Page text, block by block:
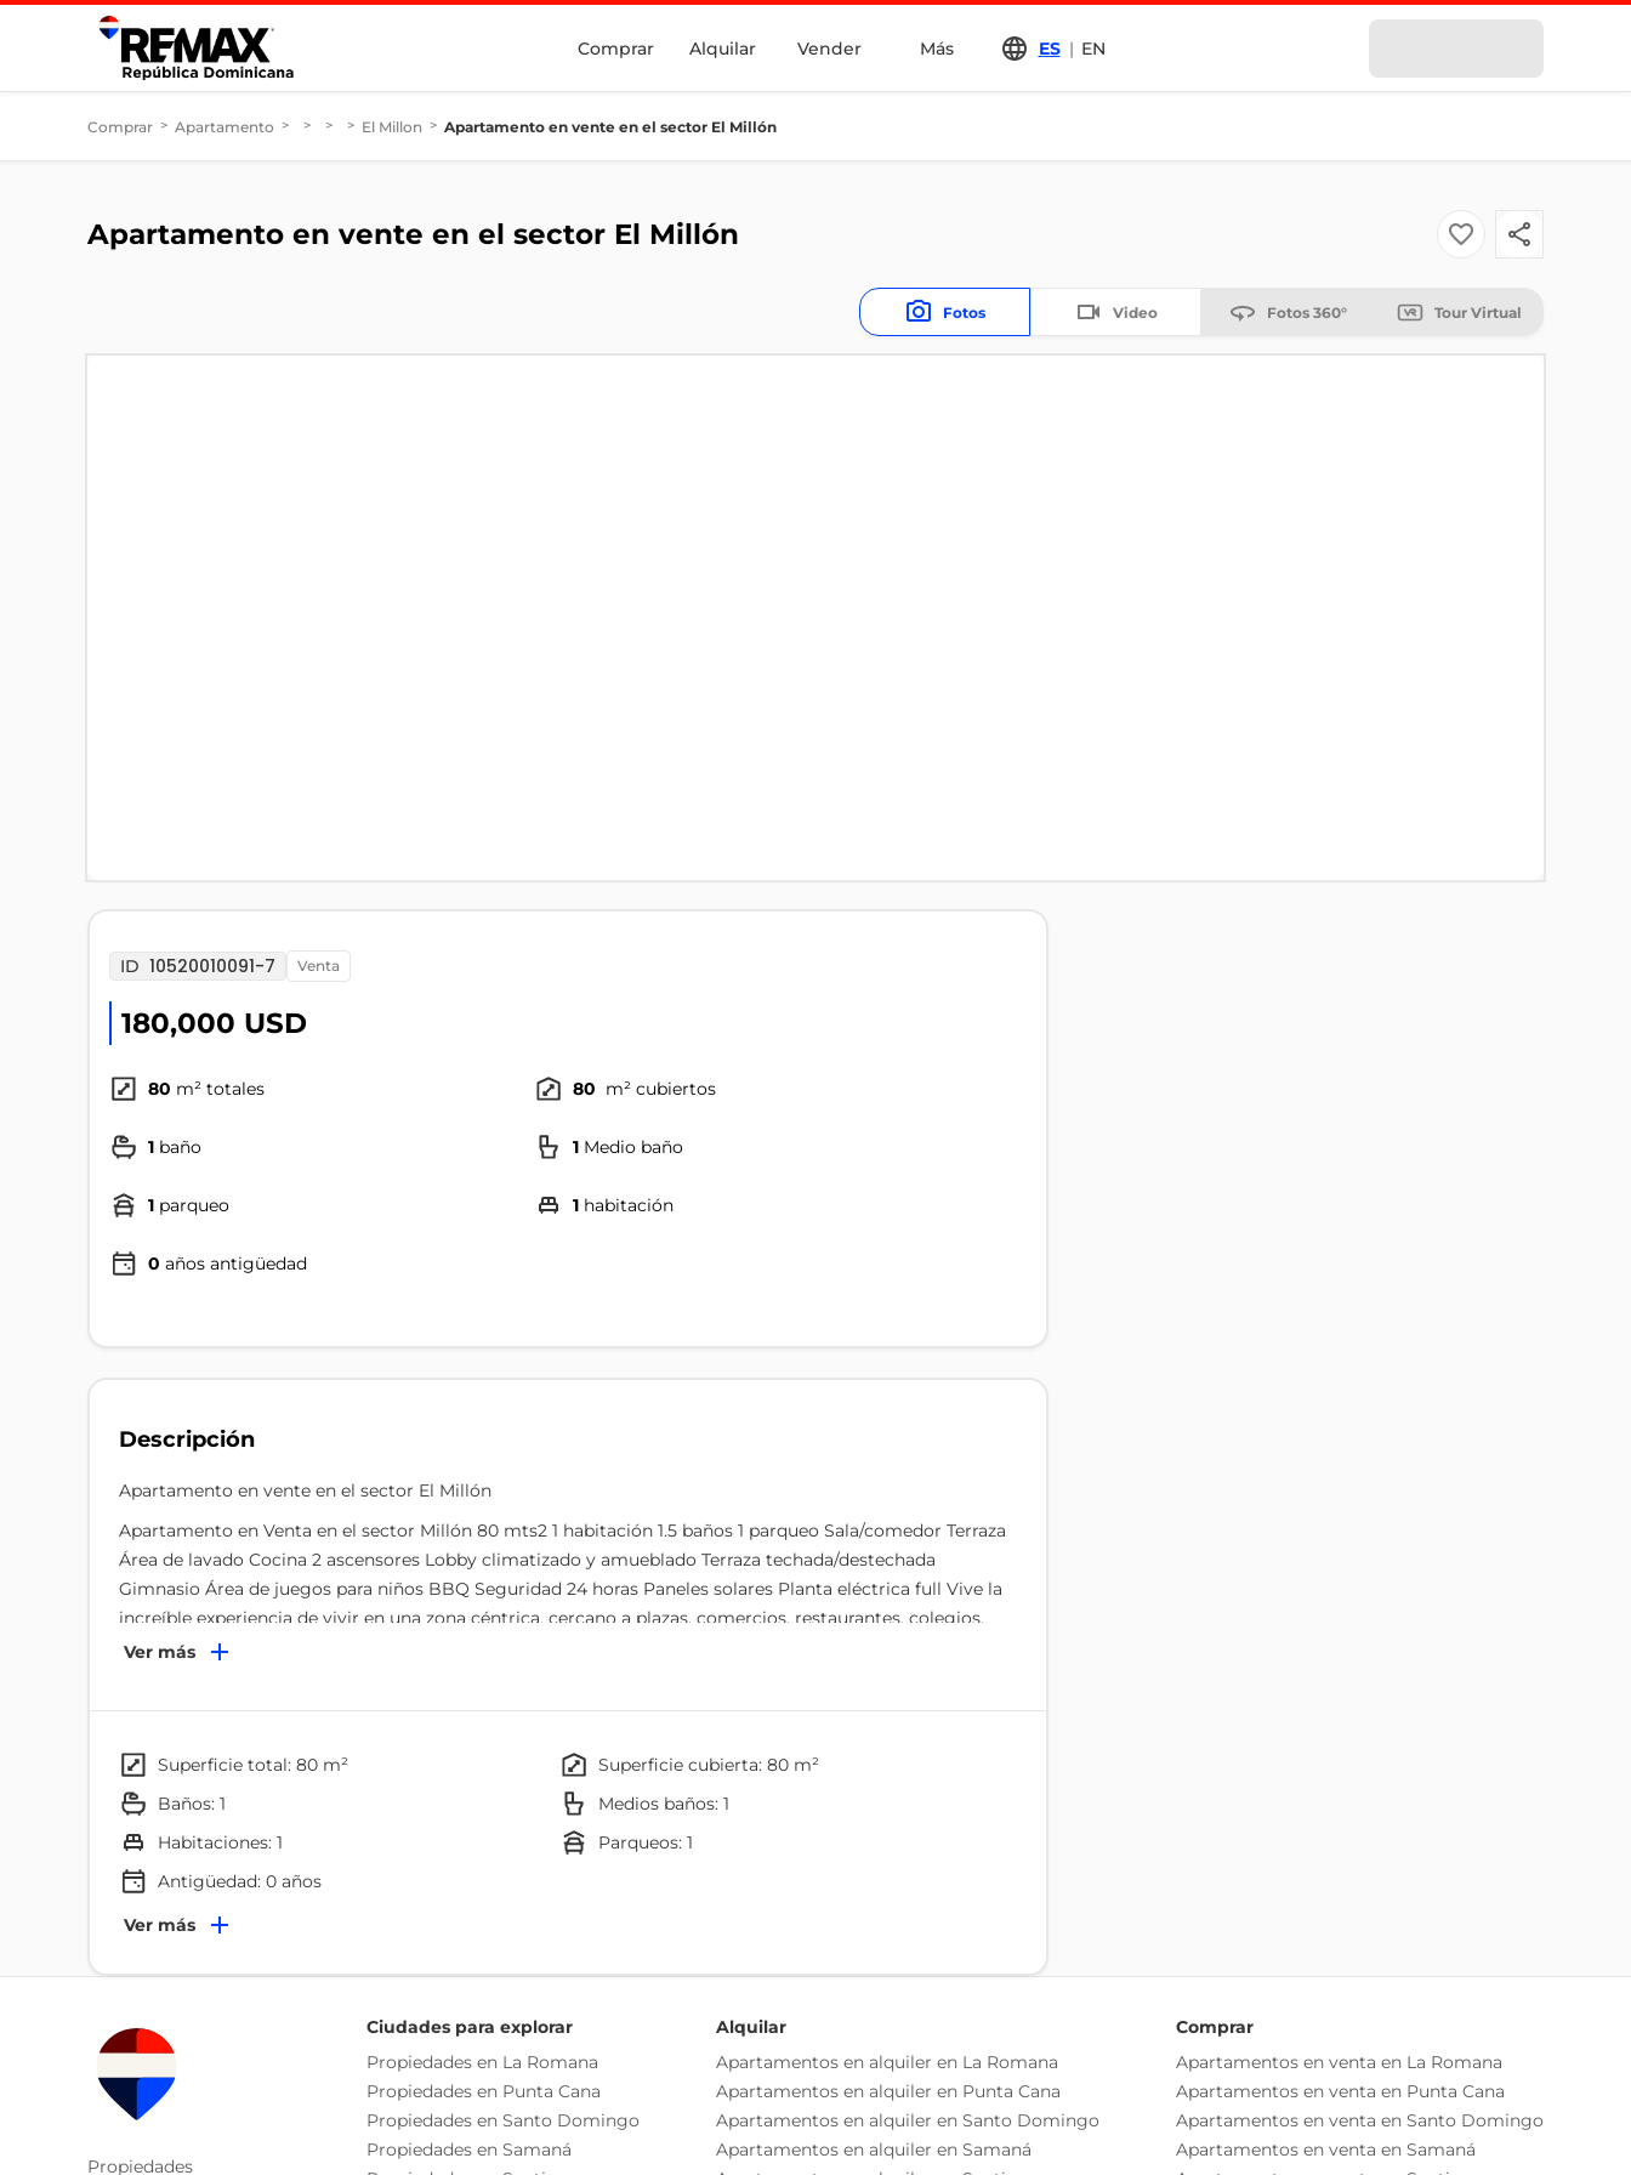
Comprar Alquilar Vender Más ES | EN
Comprar > Apartamento > > > > El Millon > Apartamento en vente en el sector El Millón
Apartamento en vente en el sector El Millón
Fotos Video Fotos 360° Tour Virtual
ID 10520010091-7 venta
180,000 USD
80 m² totales 80 m² cubiertos
1 baño 1 Medio baño
1 parqueo 1 habitación
0 años antigüedad
Descripción
Apartamento en vente en el sector El Millón
Apartamento en Venta en el sector Millón 80 mts2 1 habitación 1.5 baños 1 parqueo Sala/comedor Terraza
Área de lavado Cocina 2 ascensores Lobby climatizado y amueblado Terraza techada/destechada
Gimnasio Área de juegos para niños BBQ Seguridad 24 horas Paneles solares Planta eléctrica full Vive la
increíble experiencia de vivir en una zona céntrica, cercano a plazas, comercios, restaurantes, colegios,
supermercados y demás, agregándole a esto una torre ecológica ya que cuenta con paneles solares para
parqueo y no tienes que pagar adicional por el consumo del mismo
Ver más
superficie total: 80 m²
superficie cubierta: 80 m²
baños: 1
Medios baños: 1
habitaciones: 1
parqueos: 1
Antigüedad: 0 años
Terminaciones
Puertas De Cedro
Gabinetes Modulares
Ambientes
Comedor Cocina
Ver más
Propiedades
Ciudades para explorar
Propiedades en La Romana
Propiedades en Punta Cana
Propiedades en Santo Domingo
Propiedades en Samaná
Alquilar
Apartamentos en alquiler en La Romana
Apartamentos en alquiler en Punta Cana
Apartamentos en alquiler en Santo Domingo
Apartamentos en alquiler en Samaná
Comprar
Apartamentos en venta en La Romana
Apartamentos en venta en Punta Cana
Apartamentos en venta en Santo Domingo
Apartamentos en venta en Samaná